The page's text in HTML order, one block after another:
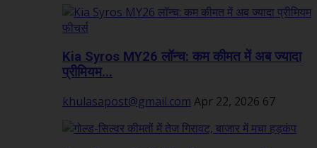
Kia Syros MY26 लॉन्च: कम कीमत में अब ज्यादा
प्रीमियम...
khulasapost@gmail.com Apr 22, 2026 67